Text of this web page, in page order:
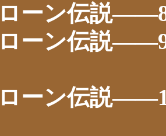
ローン伝説
ローン伝説
ローン伝説